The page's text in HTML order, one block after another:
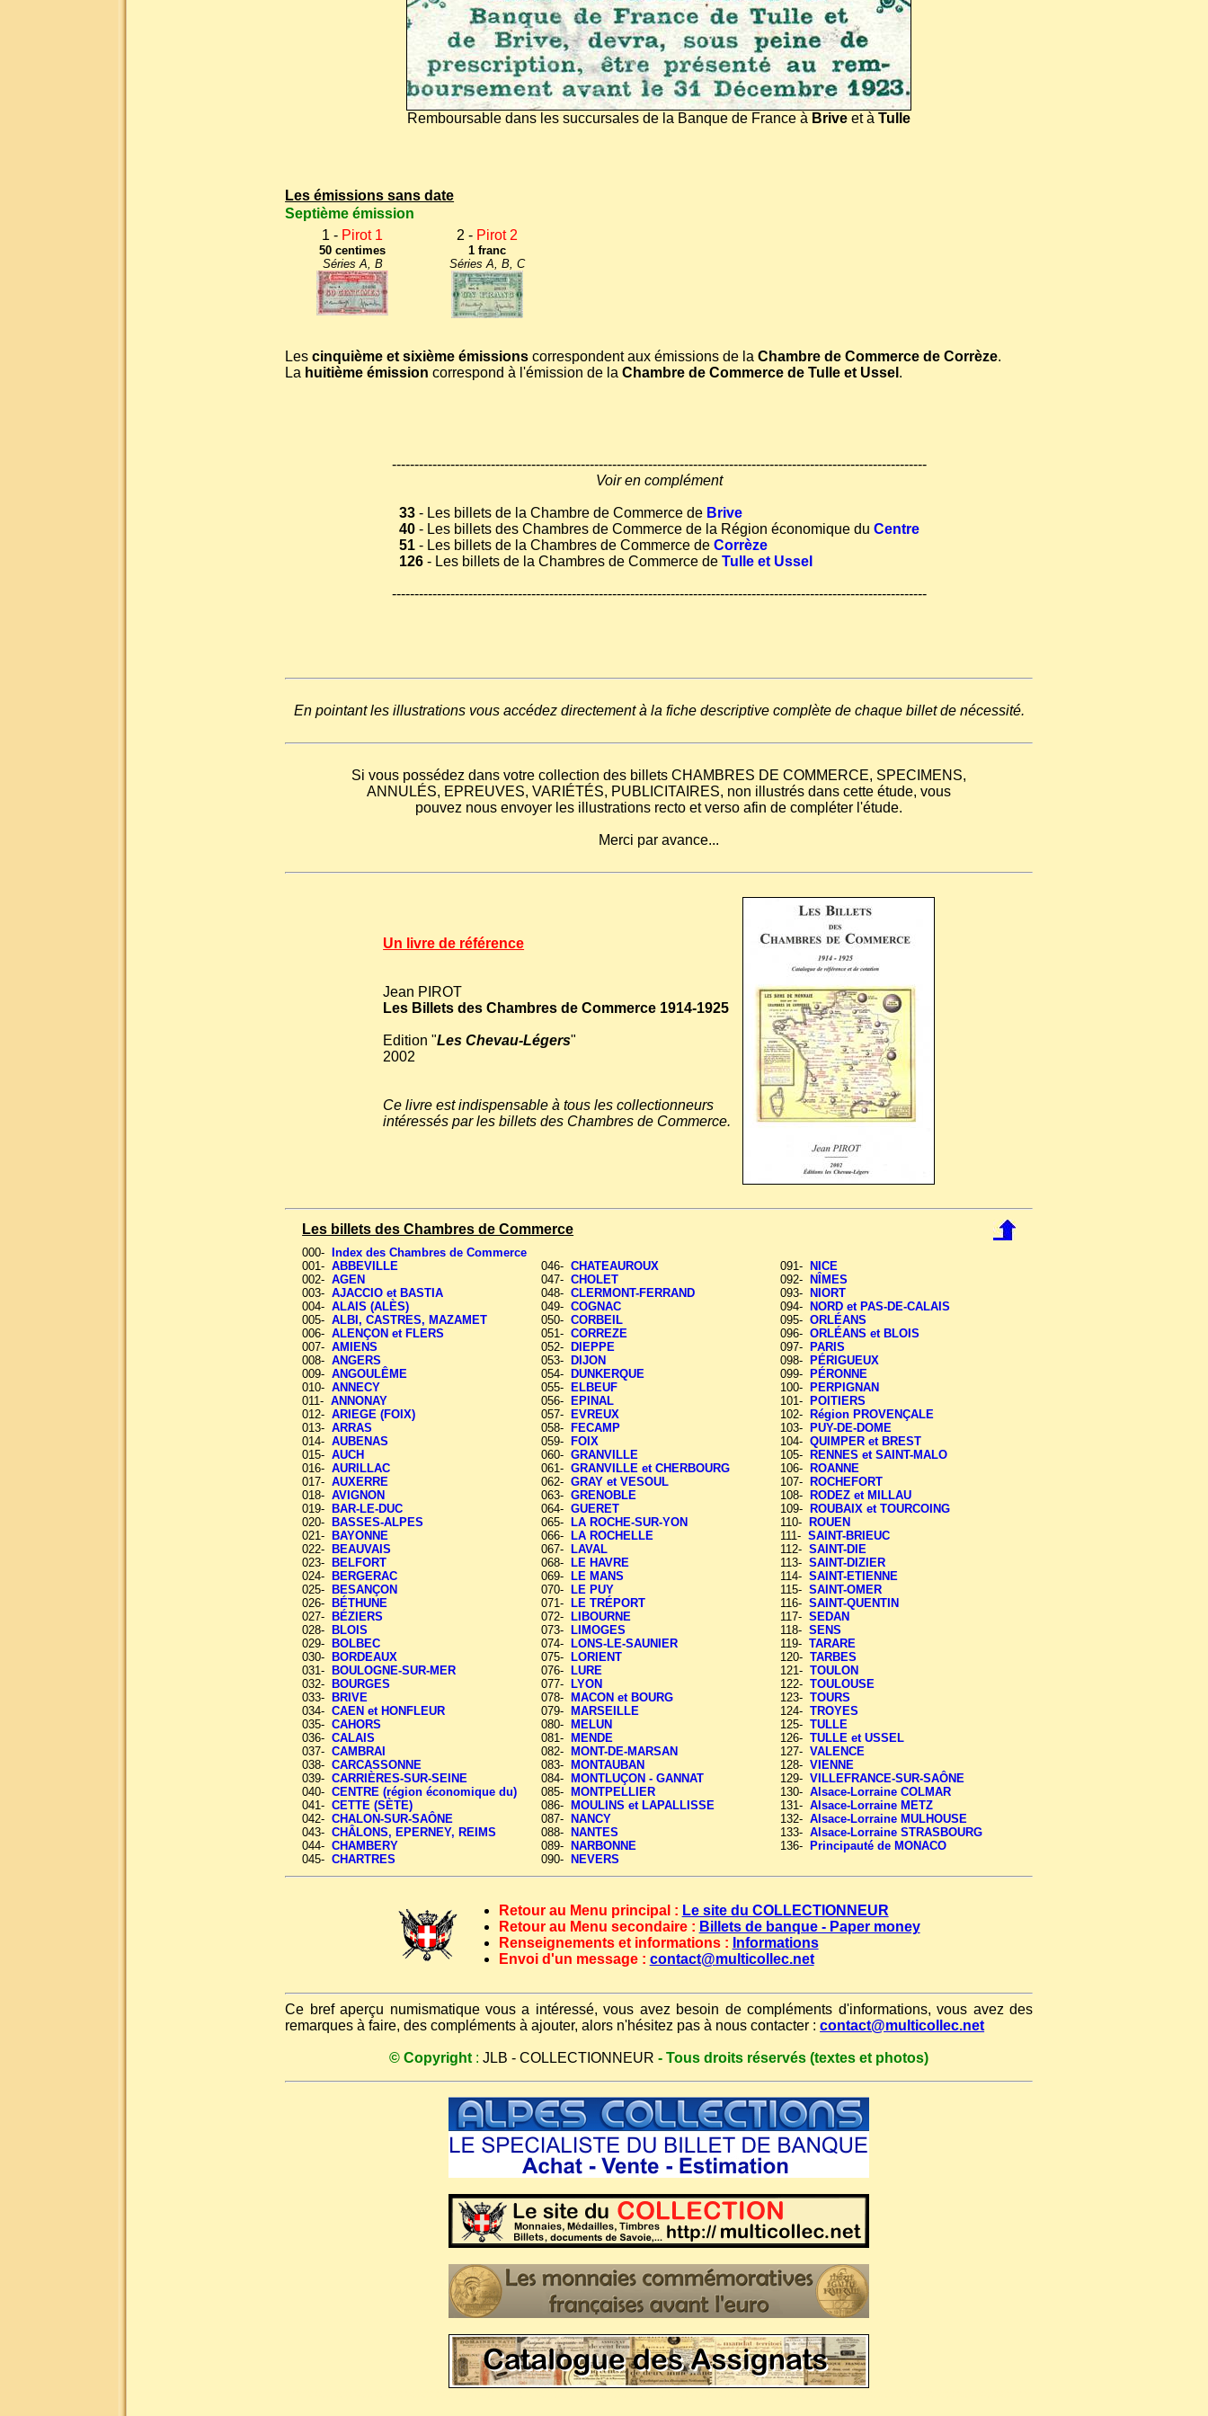
Remboursable dans les succursales de la Banque de France à Brive et àTulle
Les émissions sans date
Septième émission
1 - Pirot 1
50 centimes
Séries A, B
2 - Pirot 2
1 franc
Séries A, B, C
Lescinquième et sixième émissions correspondent aux émissions de laChambre de Commerce de Corrèze.
La huitième émission correspond à l'émission de laChambre de Commerce de Tulle et Ussel .
-----------------------------------------------------------------------------------------------------------------------
Voir en complément
33- Les billets de la Chambre de Commerce de Brive
40- Les billets des Chambres de Commerce de la Région économique du Centre
51- Les billets de la Chambres de Commerce de Corrèze
126- Les billets de la Chambres de Commerce de Tulle et Ussel
-----------------------------------------------------------------------------------------------------------------------
En pointant les illustrations vous accédez directement à la fiche descriptive complète de chaque billet de nécessité.
Si vous possédez dans votre collection des billets CHAMBRES DE COMMERCE, SPECIMENS,
ANNULÉS, EPREUVES, VARIÉTÉS, PUBLICITAIRES, non illustrés dans cette étude, vous
pouvez nous envoyer les illustrations recto et verso afin de compléter l'étude.
Merci par avance...
Un livre de référence
Jean PIROT
Les Billets des Chambres de Commerce 1914-1925
Edition "Les Chevau-Légers"
2002
Ce livre est indispensable à tous les collectionneurs
intéressés par les billets des Chambres de Commerce.
Les billets des Chambres de Commerce
000-Index des Chambres de Commerce
001-ABBEVILLE
002-AGEN
003-AJACCIO et BASTIA
004-ALAIS (ALÈS)
005-ALBI, CASTRES, MAZAMET
006-ALENÇON et FLERS
007-AMIENS
008-ANGERS
009-ANGOULÊME
010-ANNECY
011-ANNONAY
012-ARIEGE (FOIX)
013-ARRAS
014-AUBENAS
015-AUCH
016-AURILLAC
017-AUXERRE
018-AVIGNON
019-BAR-LE-DUC
020-BASSES-ALPES
021-BAYONNE
022-BEAUVAIS
023-BELFORT
024-BERGERAC
025-BESANÇON
026-BÉTHUNE
027-BÉZIERS
028-BLOIS
029-BOLBEC
030-BORDEAUX
031-BOULOGNE-SUR-MER
032-BOURGES
033-BRIVE
034-CAEN et HONFLEUR
035-CAHORS
036-CALAIS
037-CAMBRAI
038-CARCASSONNE
039-CARRIÈRES-SUR-SEINE
040-CENTRE (région économique du)
041-CETTE (SÈTE)
042-CHALON-SUR-SAÔNE
043-CHÂLONS, EPERNEY, REIMS
044-CHAMBERY
045-CHARTRES
046-CHATEAUROUX
047-CHOLET
048-CLERMONT-FERRAND
049-COGNAC
050-CORBEIL
051-CORREZE
052-DIEPPE
053-DIJON
054-DUNKERQUE
055-ELBEUF
056-EPINAL
057-EVREUX
058-FECAMP
059-FOIX
060-GRANVILLE
061-GRANVILLE et CHERBOURG
062-GRAY et VESOUL
063-GRENOBLE
064-GUERET
065-LA ROCHE-SUR-YON
066-LA ROCHELLE
067-LAVAL
068-LE HAVRE
069-LE MANS
070-LE PUY
071-LE TRÉPORT
072-LIBOURNE
073-LIMOGES
074-LONS-LE-SAUNIER
075-LORIENT
076-LURE
077-LYON
078-MACON et BOURG
079-MARSEILLE
080-MELUN
081-MENDE
082-MONT-DE-MARSAN
083-MONTAUBAN
084-MONTLUÇON - GANNAT
085-MONTPELLIER
086-MOULINS et LAPALLISSE
087-NANCY
088-NANTES
089-NARBONNE
090-NEVERS
091-NICE
092-NÎMES
093-NIORT
094-NORD et PAS-DE-CALAIS
095-ORLÉANS
096-ORLÉANS et BLOIS
097-PARIS
098-PÉRIGUEUX
099-PÉRONNE
100-PERPIGNAN
101-POITIERS
102-Région PROVENÇALE
103-PUY-DE-DOME
104-QUIMPER et BREST
105-RENNES et SAINT-MALO
106-ROANNE
107-ROCHEFORT
108-RODEZ et MILLAU
109-ROUBAIX et TOURCOING
110-ROUEN
111-SAINT-BRIEUC
112-SAINT-DIE
113-SAINT-DIZIER
114-SAINT-ETIENNE
115-SAINT-OMER
116-SAINT-QUENTIN
117-SEDAN
118-SENS
119-TARARE
120-TARBES
121-TOULON
122-TOULOUSE
123-TOURS
124-TROYES
125-TULLE
126-TULLE et USSEL
127-VALENCE
128-VIENNE
129-VILLEFRANCE-SUR-SAÔNE
130-Alsace-Lorraine COLMAR
131-Alsace-Lorraine METZ
132-Alsace-Lorraine MULHOUSE
133-Alsace-Lorraine STRASBOURG
136-Principauté de MONACO
Retour au Menu principal : Le site du COLLECTIONNEUR
Retour au Menu secondaire : Billets de banque - Paper money
Renseignements et informations : Informations
Envoi d'un message : contact@multicollec.net
Ce bref aperçu numismatique vous a intéressé, vous avez besoin de compléments d'informations, vous avez des
remarques à faire, des compléments à ajouter, alors n'hésitez pas à nous contacter :contact@multicollec.net
© Copyright : JLB - COLLECTIONNEUR- Tous droits réservés (textes et photos)